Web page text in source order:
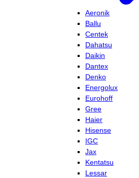
Aeronik
Ballu
Centek
Dahatsu
Daikin
Dantex
Denko
Energolux
Eurohoff
Gree
Haier
Hisense
IGC
Jax
Kentatsu
Lessar